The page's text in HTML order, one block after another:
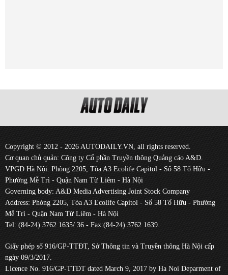
Copyright © 2012 - 2026 AUTODAILY.VN, all rights reserved.
Cơ quan chủ quản: Công ty Cổ phần Truyền thông Quảng cáo A&D.
VPGD Hà Nội: Phòng 2205, Tòa A3 Ecolife Capitol - Số 58 Tố Hữu -
Phường Mễ Trì - Quận Nam Từ Liêm - Hà Nội
Governing body: A&D Media Advertising Joint Stock Company
Address: Phòng 2205, Tòa A3 Ecolife Capitol - Số 58 Tố Hữu - Phường
Mễ Trì - Quận Nam Từ Liêm - Hà Nội
Tel: (84-24) 3762 1635/ 36 - Fax:(84-24) 3762 1639.
Giấy phép số 916/GP-TTĐT, Sở Thông tin và Truyền thông Hà Nội cấp
ngày 09/3/2017.
Licence No. 916/GP-TTĐT dated March 9, 2017 by Ha Noi Deparment of